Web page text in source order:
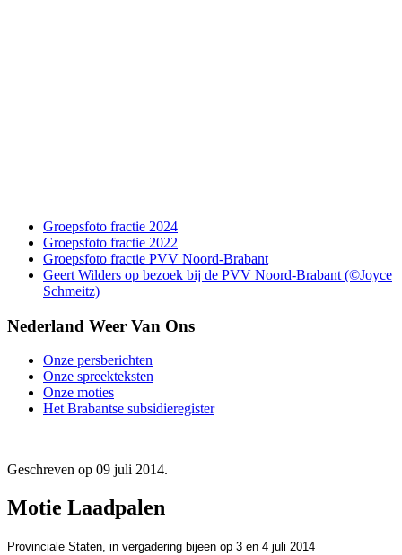
Groepsfoto fractie 2024
Groepsfoto fractie 2022
Groepsfoto fractie PVV Noord-Brabant
Geert Wilders op bezoek bij de PVV Noord-Brabant (©Joyce
Schmeitz)
Nederland Weer Van Ons
Onze persberichten
Onze spreekteksten
Onze moties
Het Brabantse subsidieregister
Geschreven op 09 juli 2014.
Motie Laadpalen
Provinciale Staten, in vergadering bijeen op 3 en 4 juli 2014